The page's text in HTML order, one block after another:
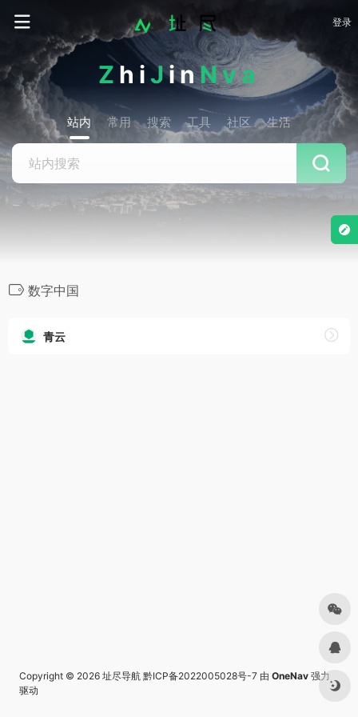
登录
ZhiJinNva
站内 常用 搜索 工具 社区 生活
数字中国
青云
Copyright © 2026 址尽导航 黔ICP备2022005028号-7 由 OneNav 强力
驱动